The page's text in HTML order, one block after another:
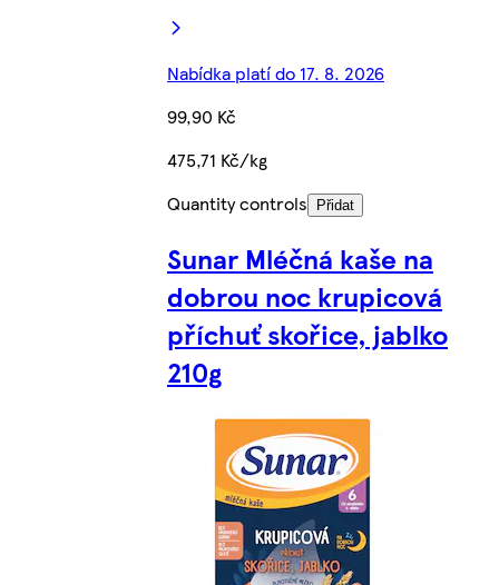
Nabídka platí do 17. 8. 2026
99,90 Kč
475,71 Kč/kg
Quantity controls
Přidat
Sunar Mléčná kaše na
dobrou noc krupicová
příchuť skořice, jablko
210g